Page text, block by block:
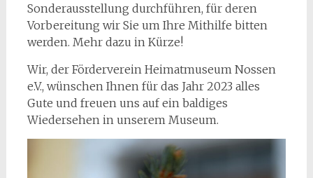
Sonderausstellung durchführen, für deren
Vorbereitung wir Sie um Ihre Mithilfe bitten
werden. Mehr dazu in Kürze!
Wir, der Förderverein Heimatmuseum Nossen
e.V., wünschen Ihnen für das Jahr 2023 alles
Gute und freuen uns auf ein baldiges
Wiedersehen in unserem Museum.